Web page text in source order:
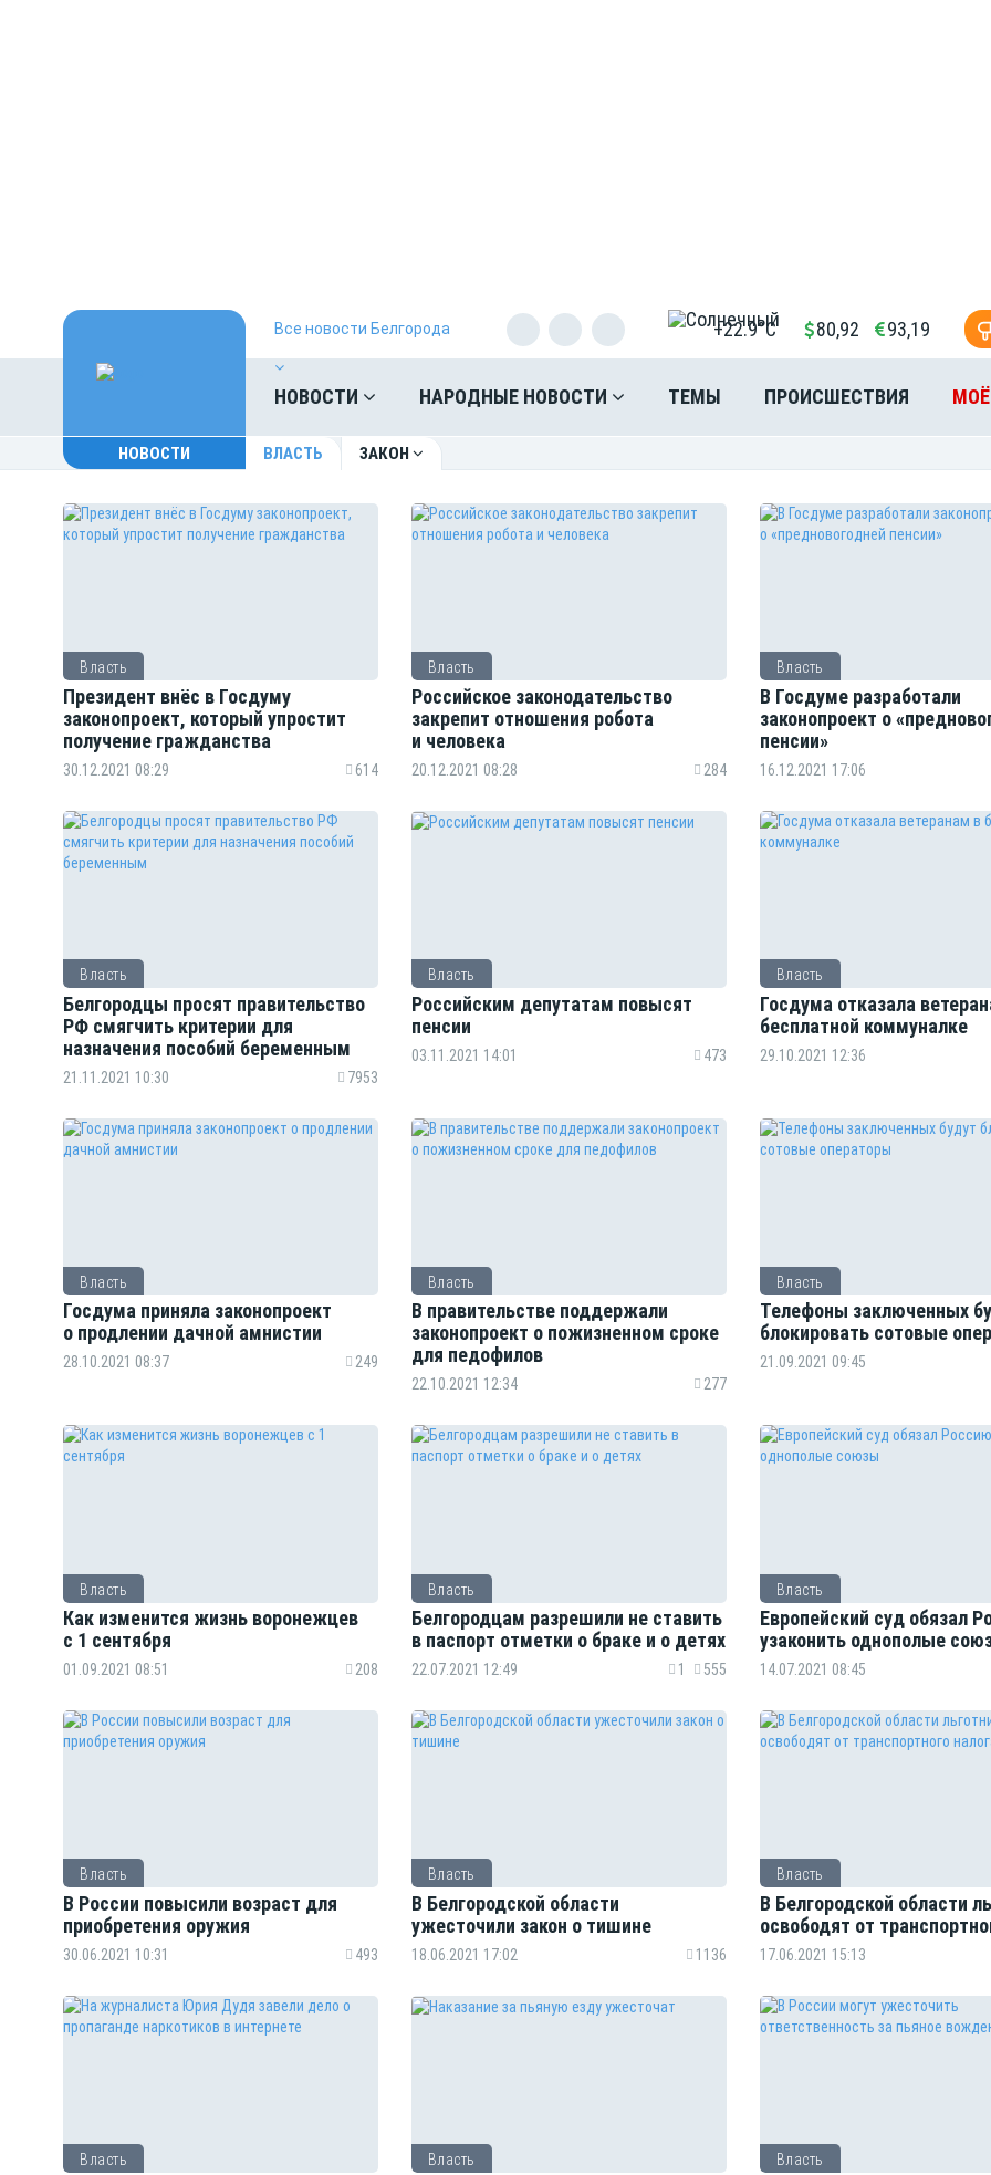
Все новости Белгорода +22.9°C 80,92 93,19
НОВОСТИ НАРОДНЫЕ НОВОСТИ ТЕМЫ ПРОИСШЕСТВИЯ
НОВОСТИ ВЛАСТЬ ЗАКОН
Власть
Президент внёс в Госдуму
законопроект, который упростит
получение гражданства
30.12.2021 08:29 614
Власть
Российское законодательство
закрепит отношения робота
и человека
20.12.2021 08:28 284
Власть
В Госдуме разработали
законопроект о
пенсии»
16.12.2021 17:06
Власть
Белгородцы просят правительство
РФ смягчить критерии для
назначения пособий беременным
21.11.2021 10:30 7953
Власть
Российским депутатам повысят
пенсии
03.11.2021 14:01 473
Власть
Госдума отказала
бесплатной коммуналке
29.10.2021 12:36
Власть
Госдума приняла законопроект
о продлении дачной амнистии
28.10.2021 08:37 249
Власть
В правительстве поддержали
законопроект о пожизненном сроке
для педофилов
22.10.2021 12:34 277
Власть
Телефоны заключенных
блокировать сотовые
21.09.2021 09:45
Власть
Как изменится жизнь воронежцев
с 1 сентября
01.09.2021 08:51 208
Власть
Белгородцам разрешили не ставить
в паспорт отметки о браке и о детях
22.07.2021 12:49 1 555
Власть
Европейский суд обязал
узаконить однополые
14.07.2021 08:45
Власть
В России повысили возраст для
приобретения оружия
30.06.2021 10:31 493
Власть
В Белгородской области
ужесточили закон о тишине
18.06.2021 17:02 1136
Власть
В Белгородской области
освободят от
17.06.2021 15:13
Власть Власть Власть